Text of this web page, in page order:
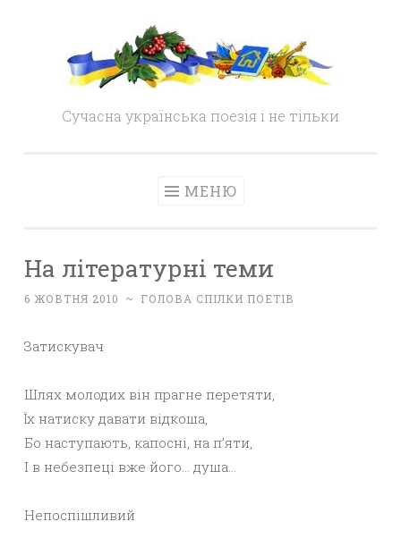
content
Сучасна українська поезія і не тільки
МЕНЮ
На літературні теми
6 ЖОВТНЯ 2010 ~ ГОЛОВА СПІЛКИ ПОЕТІВ
Затискувач
Шлях молодих він прагне перетяти,
Їх натиску давати відкоша,
Бо наступають, капосні, на п’яти,
І в небезпеці вже його… душа…
Непоспішливий